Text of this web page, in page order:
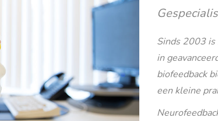
Sinds 2003 is
in
biofeedback
een kleine